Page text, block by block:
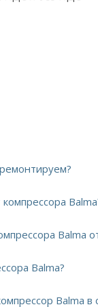
Balma
Balma?
Balma в